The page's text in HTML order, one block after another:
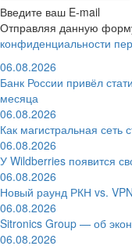
Введите ваш E-mail
Отправляя данную
конфиденциальности
06.08.2026
Банк России привёл
месяца
06.08.2026
Как магистральная сеть
06.08.2026
У Wildberries появится
06.08.2026
Новый раунд РКН vs.
06.08.2026
Sitronics Group — об
06.08.2026